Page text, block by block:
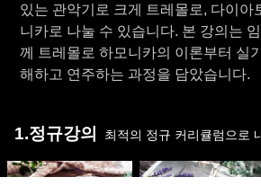
있는 관악기로 크게 트레몰로, 다이아
니카로 나눌 수 있습니다. 본 강의는
께 트레몰로 하모니카의 이론부터 실
해하고 연주하는 과정을 담았습니다.
1.정규강의 최적의 정규 커리큘럼으로